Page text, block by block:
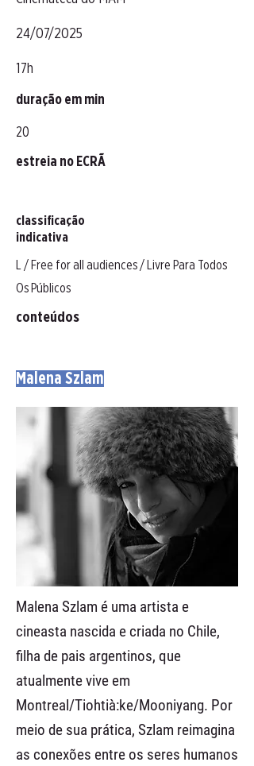
24/07/2025
17h
duração em min
20
estreia no ECRÃ
classificação
indicativa
L / Free for all audiences / Livre Para Todos
Os Públicos
conteúdos
Malena Szlam
Malena Szlam é uma artista e
cineasta nascida e criada no Chile,
filha de pais argentinos, que
atualmente vive em
Montreal/Tiohtià:ke/Mooniyang. Por
meio de sua prática, Szlam reimagina
as conexões entre os seres humanos